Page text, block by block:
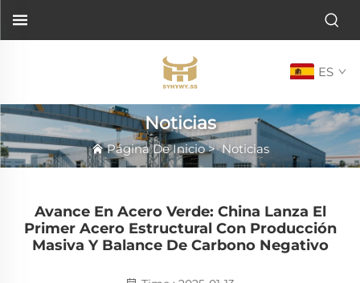
ES
Noticias
Página De Inicio>Noticias
Avance En Acero Verde: China Lanza El
Primer Acero Estructural Con Producción
Masiva Y Balance De Carbono Negativo